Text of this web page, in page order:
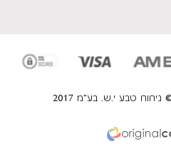
טבע י.ש. בע"מ 2017